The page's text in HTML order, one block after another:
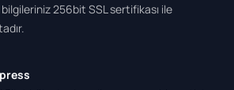
bilgileriniz 256bit SSL sertifikası ile